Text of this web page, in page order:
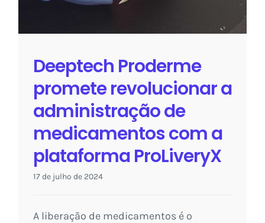
Deeptech Proderme
promete revolucionar a
administração de
medicamentos com a
plataforma ProLiveryX
17 de julho de 2024
A liberação de medicamentos é o